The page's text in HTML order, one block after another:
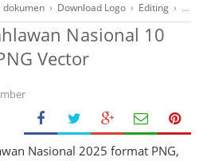
dokumen › Download Logo › Editing ›
Nasional 10
Vector
Nasional 2025 format PNG,